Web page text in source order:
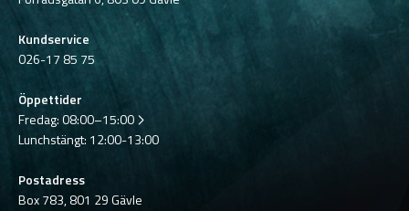
Kundservice
026-17 85 75
Öppettider
Fredag:08:00–15:00
Lunchstängt: 12:00-13:00
Postadress
Box 783, 801 29 Gävle